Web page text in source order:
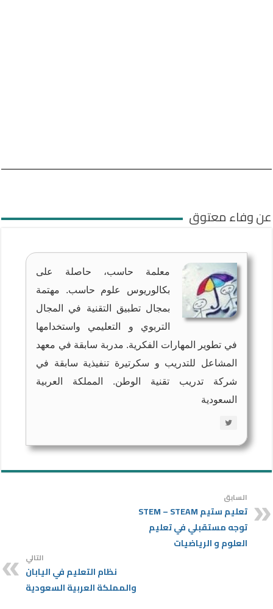
عن وفاء معتوق
معلمة حاسب، حاصلة على
بكالوريوس علوم حاسب. مهتمة
بمجال تطبيق التقنية في المجال
التربوي و التعليمي واستخدامها
في تطوير المهارات الفكرية. مدربة سابقة في معهد
المشاعل للتدريب و سكرتيرة تنفيذية سابقة في
شركة تدريب تقنية الوطن. المملكة العربية
السعودية
السابق
تعليم ستيم STEM – STEAM
توجه مستقبلي في تعليم
العلوم و الرياضيات
التالي
نظام التعليم في اليابان
والمملكة العربية السعودية